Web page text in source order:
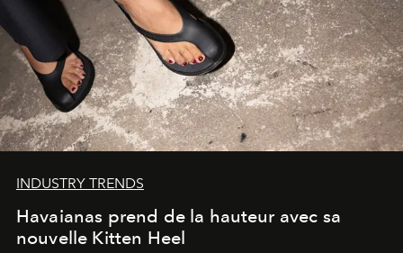
INDUSTRY TRENDS
Havaianas prend de la hauteur avec sa
nouvelle Kitten Heel